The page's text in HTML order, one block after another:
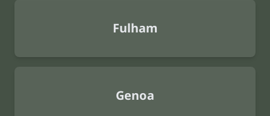
Fulham
Genoa